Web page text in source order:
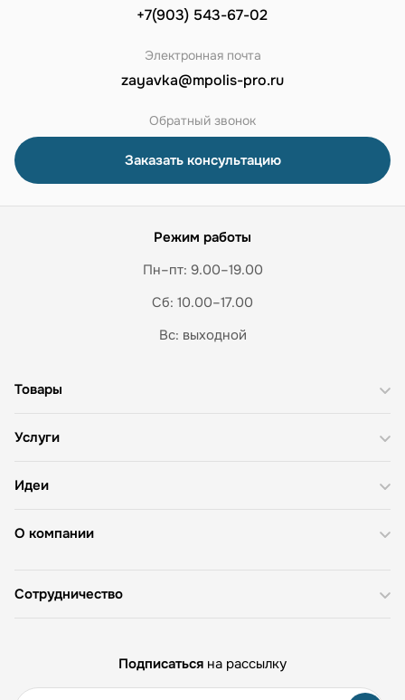
+7(903) 543-67-02
Электронная почта
zayavka@mpolis-pro.ru
Обратный звонок
Заказать консультацию
Режим работы
Пн–пт: 9.00–19.00
Сб: 10.00–17.00
Вс: выходной
О компании
Товары
Услуги
Идеи
Сотрудничество
Подписаться на рассылку